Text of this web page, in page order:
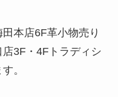
本店6F革小物売り
3F・4Fトラディシ
。